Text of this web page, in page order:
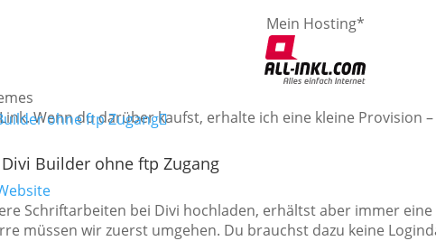
Mein Hosting*
Wenn du darüber kaufst, erhalte ich eine kleine Provision
Builder ohne ftp Zugang
Schriftarbeiten bei Divi hochladen, erhältst aber immer
müssen wir zuerst umgehen. Du brauchst dazu keine